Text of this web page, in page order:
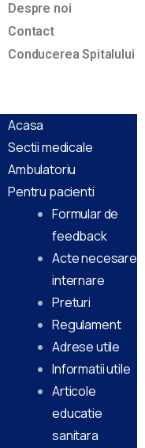
Despre noi
Contact
Conducerea Spitalului
Acasa
Sectii medicale
Ambulatoriu
Pentru pacienti
Formular de
feedback
Acte necesare
internare
Preturi
Regulament
Adrese utile
Informatii utile
Articole
educatie
sanitara